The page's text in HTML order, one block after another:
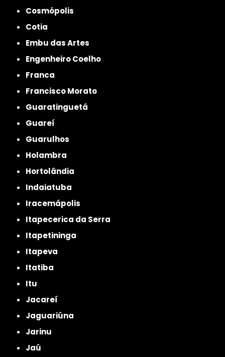
Cosmópolis
Cotia
Embu das Artes
Engenheiro Coelho
Franca
Francisco Morato
Guaratinguetá
Guareí
Guarulhos
Holambra
Hortolândia
Indaiatuba
Iracemápolis
Itapecerica da Serra
Itapetininga
Itapeva
Itatiba
Itu
Jacareí
Jaguariúna
Jarinu
Jaú